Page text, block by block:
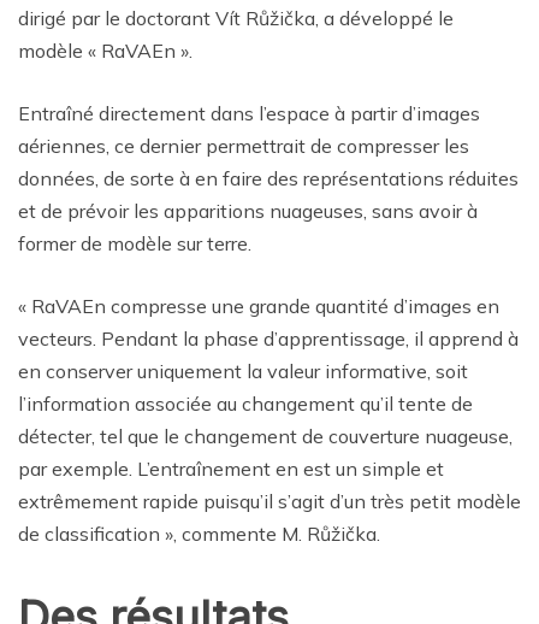
dirigé par le doctorant Vít Růžička, a développé le
modèle « RaVAEn ».
Entraîné directement dans l’espace à partir d’images
aériennes, ce dernier permettrait de compresser les
données, de sorte à en faire des représentations réduites
et de prévoir les apparitions nuageuses, sans avoir à
former de modèle sur terre.
« RaVAEn compresse une grande quantité d’images en
vecteurs. Pendant la phase d’apprentissage, il apprend à
en conserver uniquement la valeur informative, soit
l’information associée au changement qu’il tente de
détecter, tel que le changement de couverture nuageuse,
par exemple. L’entraînement en est un simple et
extrêmement rapide puisqu’il s’agit d’un très petit modèle
de classification », commente M. Růžička.